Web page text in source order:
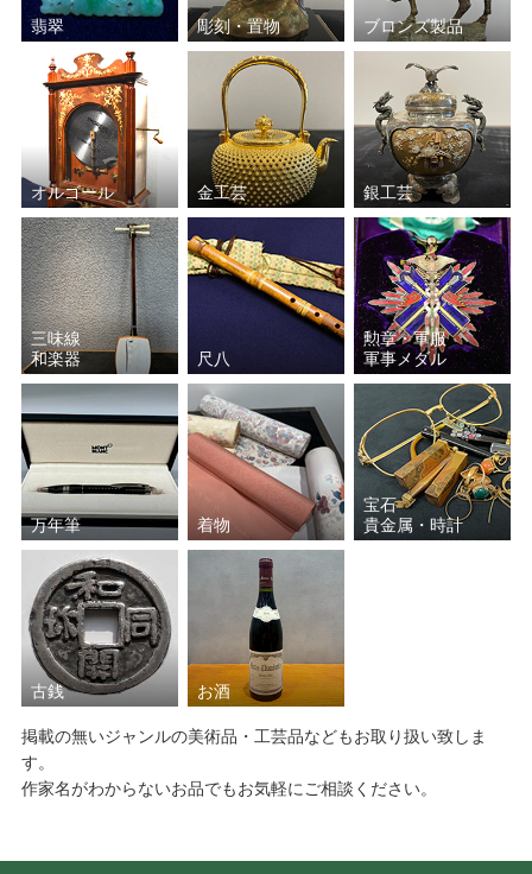
翡翠 彫刻・置物 ブロンズ製品
オルゴール 金工芸 銀工芸
三味線
和楽器
尺八
勲章・軍服
軍事メダル
万年筆 着物
宝石
貴金属・時計
古銭 お酒
掲載の無いジャンルの美術品・工芸品などもお取り扱い致しま
す。
作家名がわからないお品でもお気軽にご相談ください。